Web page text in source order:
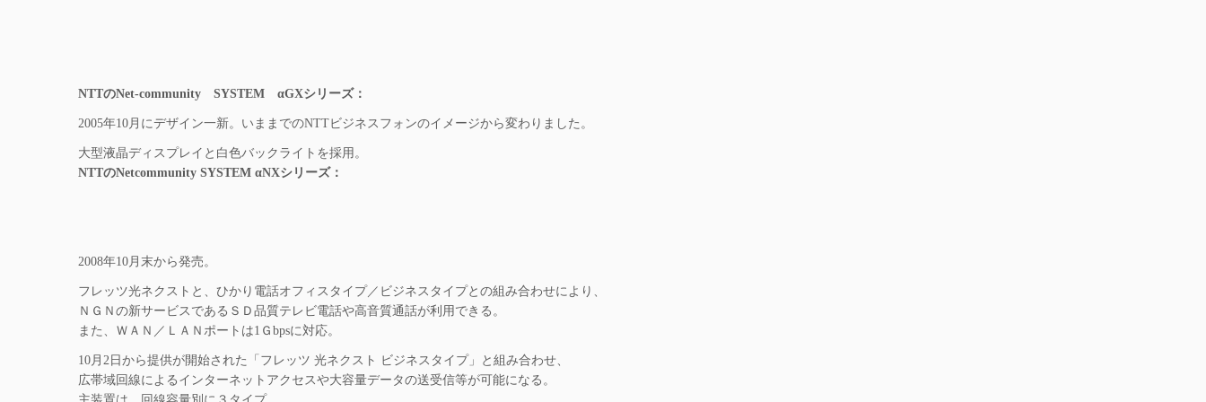
NTTのNet-community SYSTEM αGXシリーズ：
2005年10月にデザイン一新。いままでのNTTビジネスフォンのイメージから変わりました。
大型液晶ディスプレイと白色バックライトを採用。
NTTのNetcommunity SYSTEM αNXシリーズ：
2008年10月末から発売。
フレッツ光ネクストと、ひかり電話オフィスタイプ／ビジネスタイプとの組み合わせにより、
ＮＧＮの新サービスであるＳＤ品質テレビ電話や高音質通話が利用できる。
また、ＷＡＮ／ＬＡＮポートは1Ｇbpsに対応。
10月2日から提供が開始された「フレッツ 光ネクスト ビジネスタイプ」と組み合わせ、
広帯域回線によるインターネットアクセスや大容量データの送受信等が可能になる。